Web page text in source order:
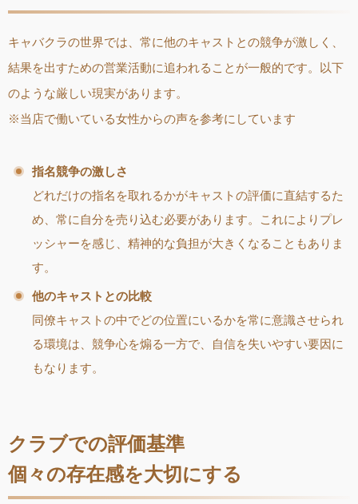
キャバクラの世界では、常に他のキャストとの競争が激しく、
結果を出すための営業活動に追われることが一般的です。以下
のような厳しい現実があります。
※当店で働いている女性からの声を参考にしています
指名競争の激しさ
どれだけの指名を取れるかがキャストの評価に直結するた
め、常に自分を売り込む必要があります。これによりプレ
ッシャーを感じ、精神的な負担が大きくなることもありま
す。
他のキャストとの比較
同僚キャストの中でどの位置にいるかを常に意識させられ
る環境は、競争心を煽る一方で、自信を失いやすい要因に
もなります。
クラブでの評価基準
個々の存在感を大切にする